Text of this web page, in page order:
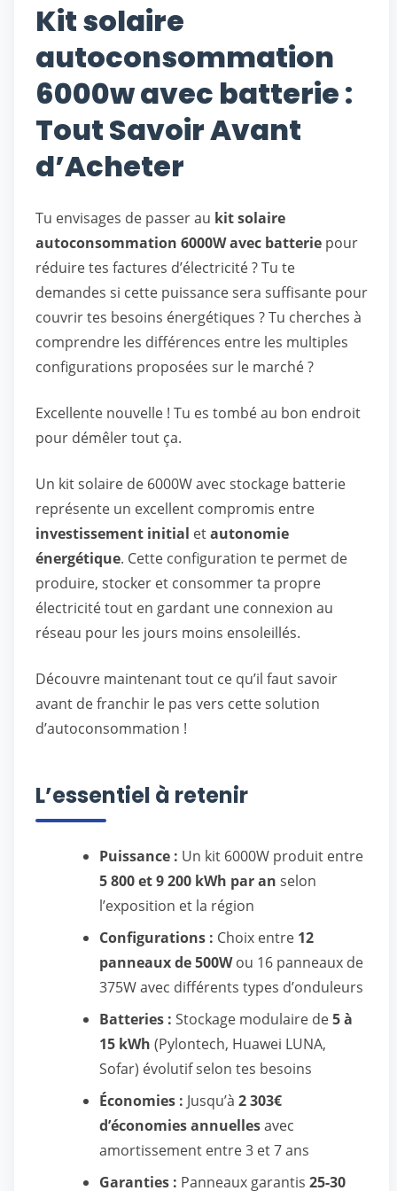
Kit solaire
autoconsommation
6000w avec batterie :
Tout Savoir Avant
d’Acheter
Tu envisages de passer au kit solaire
autoconsommation 6000W avec batterie pour
réduire tes factures d’électricité ? Tu te
demandes si cette puissance sera suffisante pour
couvrir tes besoins énergétiques ? Tu cherches à
comprendre les différences entre les multiples
configurations proposées sur le marché ?
Excellente nouvelle ! Tu es tombé au bon endroit
pour démêler tout ça.
Un kit solaire de 6000W avec stockage batterie
représente un excellent compromis entre
investissement initial etautonomie
énergétique. Cette configuration te permet de
produire, stocker et consommer ta propre
électricité tout en gardant une connexion au
réseau pour les jours moins ensoleillés.
Découvre maintenant tout ce qu’il faut savoir
avant de franchir le pas vers cette solution
d’autoconsommation !
L’essentiel à retenir
Puissance : Un kit 6000W produit entre
5 800 et 9 200 kWh par an selon
l’exposition et la région
Configurations : Choix entre 12
panneaux de 500Wou 16 panneaux de
375W avec différents types d’onduleurs
Batteries : Stockage modulaire de5 à
15 kWh (Pylontech, Huawei LUNA,
Sofar) évolutif selon tes besoins
Économies : Jusqu’à 2 303€
d’économies annuellesavec
amortissement entre 3 et 7 ans
Garanties : Panneaux garantis 25-30